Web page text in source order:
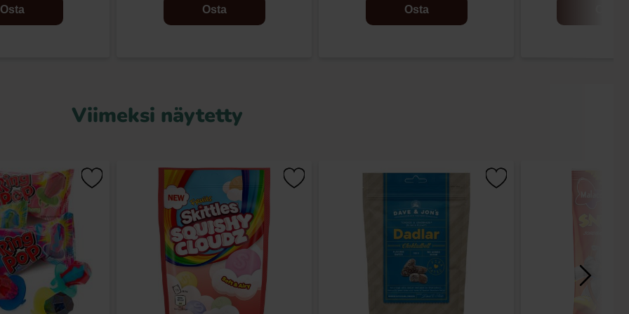
Osta Osta Osta
Viimeksi näytetty